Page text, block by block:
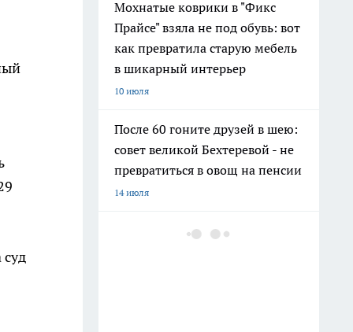
Мохнатые коврики в "Фикс
Прайсе" взяла не под обувь: вот
как превратила старую мебель
в шикарный интерьер
10 июля
После 60 гоните друзей в шею:
совет великой Бехтеревой - не
превратиться в овощ на пенсии
14 июля
Гигант с нежной душой: как